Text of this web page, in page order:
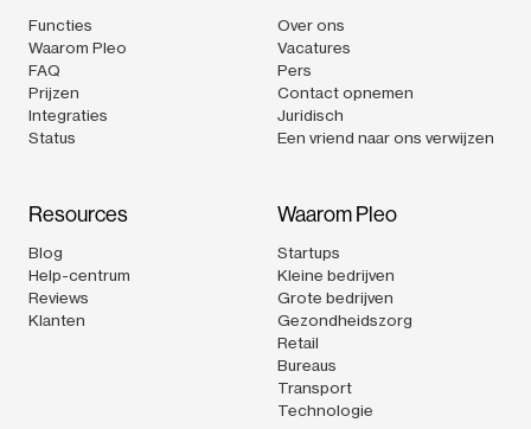
Functies
Waarom Pleo
FAQ
Prijzen
Integraties
Status
Over ons
Vacatures
Pers
Contact opnemen
Juridisch
Een vriend naar ons verwijzen
Resources
Blog
Help-centrum
Reviews
Klanten
Waarom Pleo
Startups
Kleine bedrijven
Grote bedrijven
Gezondheidszorg
Retail
Bureaus
Transport
Technologie